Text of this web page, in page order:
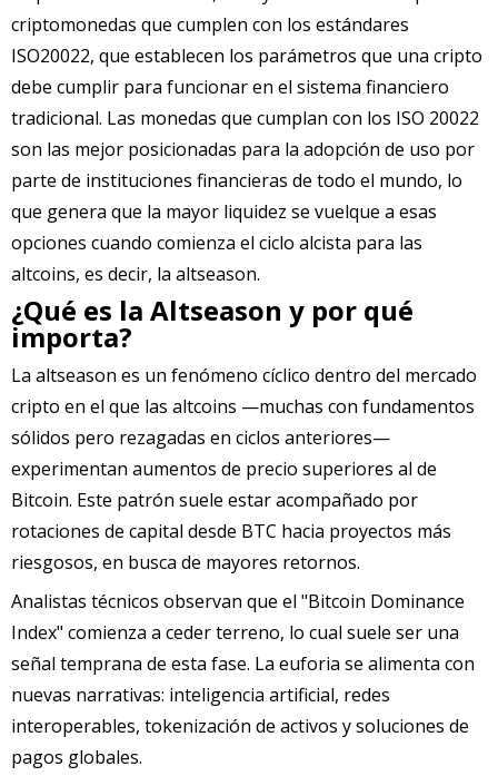
criptomonedas que cumplen con los estándares
ISO20022, que establecen los parámetros que una cripto
debe cumplir para funcionar en el sistema financiero
tradicional. Las monedas que cumplan con los ISO 20022
son las mejor posicionadas para la adopción de uso por
parte de instituciones financieras de todo el mundo, lo
que genera que la mayor liquidez se vuelque a esas
opciones cuando comienza el ciclo alcista para las
altcoins, es decir, la altseason.
¿Qué es la Altseason y por qué
importa?
La altseason es un fenómeno cíclico dentro del mercado
cripto en el que las altcoins —muchas con fundamentos
sólidos pero rezagadas en ciclos anteriores—
experimentan aumentos de precio superiores al de
Bitcoin. Este patrón suele estar acompañado por
rotaciones de capital desde BTC hacia proyectos más
riesgosos, en busca de mayores retornos.
Analistas técnicos observan que el "Bitcoin Dominance
Index" comienza a ceder terreno, lo cual suele ser una
señal temprana de esta fase. La euforia se alimenta con
nuevas narrativas: inteligencia artificial, redes
interoperables, tokenización de activos y soluciones de
pagos globales.